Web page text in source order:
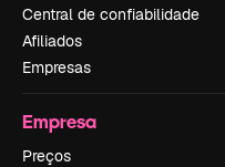
Central de confiabilidade
Afiliados
Empresas
Empresa
Preços